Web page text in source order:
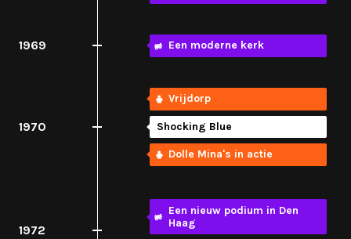
1969 Een moderne kerk
1970
Vrijdorp
Shocking Blue
Dolle Mina's in actie
1972
Een nieuw podium in Den
Haag